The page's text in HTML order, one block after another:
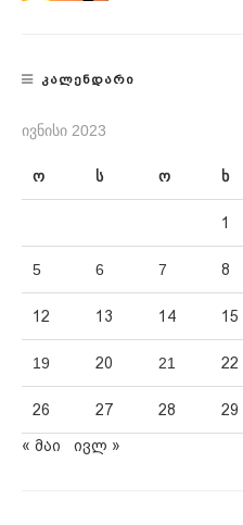
ᲙᲐᲚᲔᲜᲓᲐᲠᲘ
ᲘᲕᲜᲘᲡᲘ 2023
ო ს ო ხ
1
5 6 7 8
12 13 14 15
19 20 21 22
26 27 28 29
« მაი ივლ »